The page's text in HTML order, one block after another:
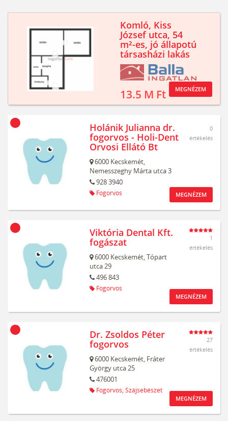
Komló, Kiss
József utca, 54
m²-es, jó állapotú
társasházi lakás
13.5 M Ft MEGNÉZEM
Holánik Julianna dr.
fogorvos - Holi-Dent
Orvosi Ellátó Bt
6000 Kecskemét,
Nemesszeghy Márta utca 3
928 3940
Fogorvos
0
értékelés
MEGNÉZEM
Viktória Dental Kft.
fogászat
6000 Kecskemét,Tópart
utca 29
496 843
Fogorvos
1
értékelés
MEGNÉZEM
Dr. Zsoldos Péter
fogorvos
6000 Kecskemét, Fráter
György utca 25
476001
Fogorvos, Szájsebészet
27
értékelés
MEGNÉZEM